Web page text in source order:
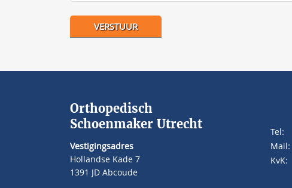
Orthopedisch
Schoenmaker Utrecht
Vestigingsadres
Hollandse Kade 7
1391 JD Abcoude
Tel:
Mail:
KvK: